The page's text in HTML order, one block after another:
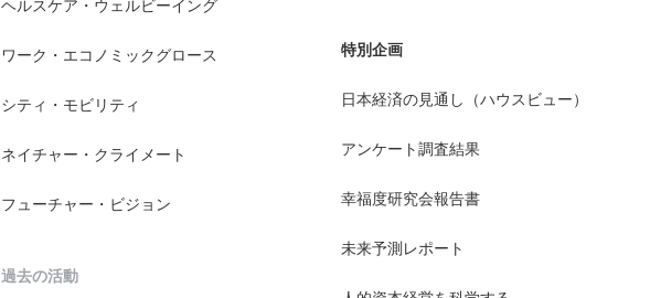
ヘルスケア・ウェルビーイング
ワーク・エコノミックグロース
シティ・モビリティ
ネイチャー・クライメート
フューチャー・ビジョン
過去の活動
特別企画
日本経済の見通し（ハウスビュー）
アンケート調査結果
幸福度研究会報告書
未来予測レポート